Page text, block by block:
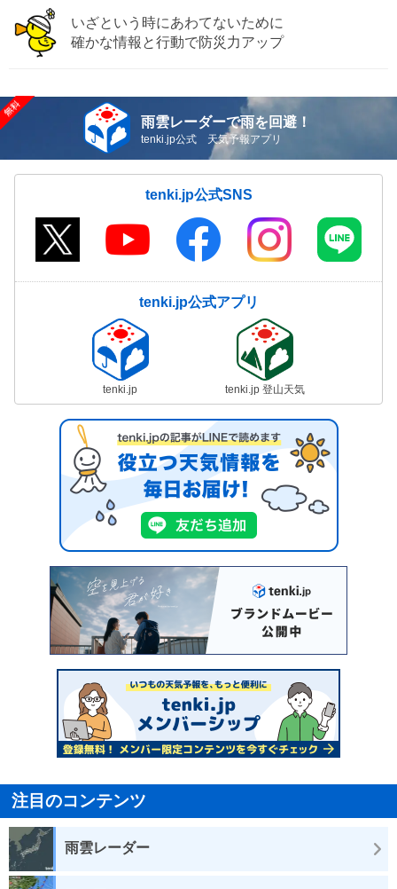
いざという時にあわてないために
確かな情報と行動で防災力アップ
雨雲レーダーで雨を回避！
tenki.jp公式 天気予報アプリ
tenki.jp公式SNS
tenki.jp公式アプリ
tenki.jp tenki.jp 登山天気
注目のコンテンツ
雨雲レーダー